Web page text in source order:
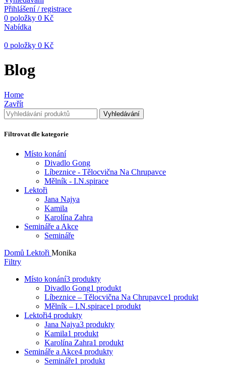
Přihlášení / registrace
0 položky 0 Kč
Nabídka
0 položky 0 Kč
Blog
Home
Zavřít
Vyhledávání
Filtrovat dle kategorie
Místo konání
Divadlo Gong
Líbeznice - Tělocvična Na Chrupavce
Mělník - I.N.spirace
Lektoři
Jana Najya
Kamila
Karolína Zahra
Semináře a Akce
Semináře
Domů Lektoři Monika
Filtry
Místo konání3 produkty
Divadlo Gong1 produkt
Líbeznice – Tělocvična Na Chrupavce1 produkt
Mělník – I.N.spirace1 produkt
Lektoři4 produkty
Jana Najya3 produkty
Kamila1 produkt
Karolína Zahra1 produkt
Semináře a Akce4 produkty
Semináře1 produkt